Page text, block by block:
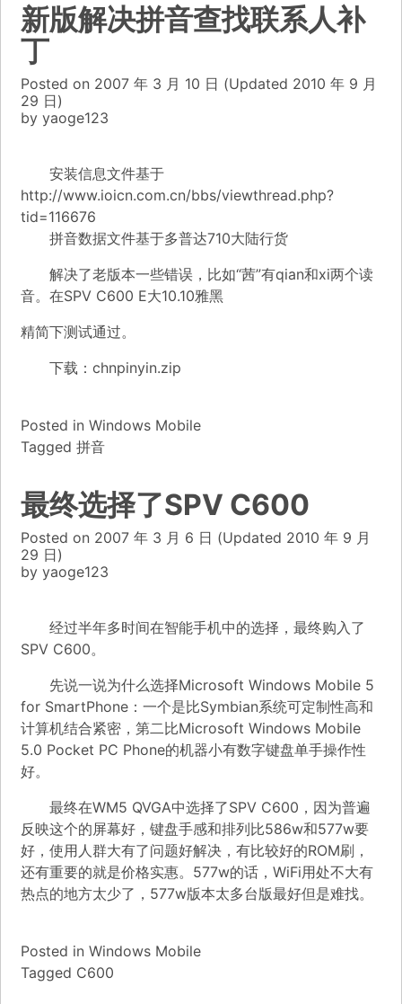
新版解决拼音查找联系人补
丁
Posted on 2007 年 3 月 10 日 (Updated 2010 年 9 月
29 日)
by yaoge123
安装信息文件基于
http://www.ioicn.com.cn/bbs/viewthread.php?
tid=116676
拼音数据文件基于多普达710大陆行货
解决了老版本一些错误，比如“茜”有qian和xi两个读
音。在SPV C600 E大10.10雅黑
精简下测试通过。
下载： chnpinyin.zip
Posted in Windows Mobile
Tagged 拼音
最终选择了SPV C600
Posted on 2007 年 3 月 6 日 (Updated 2010 年 9 月
29 日)
by yaoge123
经过半年多时间在智能手机中的选择，最终购入了
SPV C600。
先说一说为什么选择Microsoft Windows Mobile 5
for SmartPhone：一个是比Symbian系统可定制性高和
计算机结合紧密，第二比Microsoft Windows Mobile
5.0 Pocket PC Phone的机器小有数字键盘单手操作性
好。
最终在WM5 QVGA中选择了SPV C600，因为普遍
反映这个的屏幕好，键盘手感和排列比586w和577w要
好，使用人群大有了问题好解决，有比较好的ROM刷，
还有重要的就是价格实惠。577w的话，WiFi用处不大有
热点的地方太少了，577w版本太多台版最好但是难找。
Posted in Windows Mobile
Tagged C600